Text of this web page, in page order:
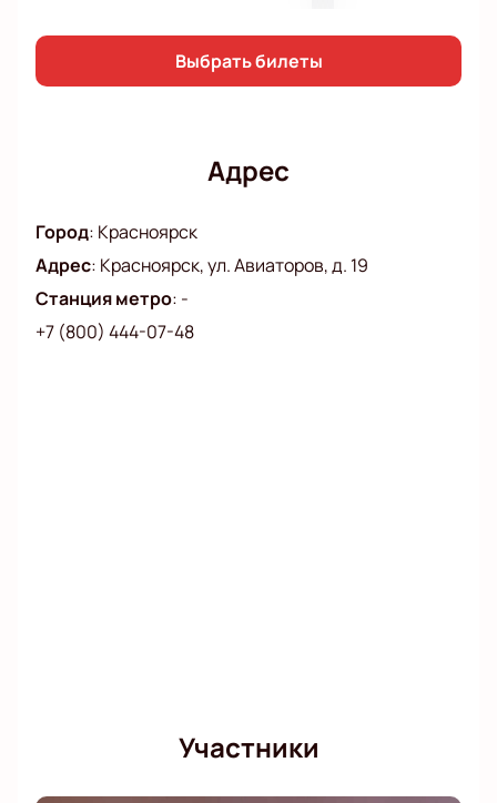
Выбрать билеты
Адрес
Город: Красноярск
Адрес: Красноярск, ул. Авиаторов, д. 19
Станция метро: -
+7 (800) 444-07-48
Участники